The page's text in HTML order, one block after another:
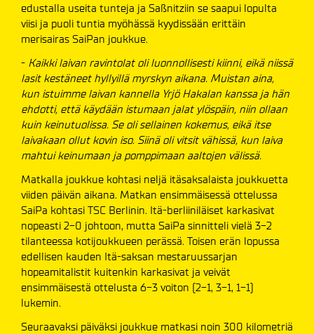
edustalla useita tunteja ja Saßnitziin se saapui lopulta
viisi ja puoli tuntia myöhässä kyydissään erittäin
merisairas SaiPan joukkue.
- Kaikki laivan ravintolat oli luonnollisesti kiinni, eikä niissä
lasit kestäneet hyllyillä myrskyn aikana. Muistan aina,
kun istuimme laivan kannella Yrjö Hakalan kanssa ja hän
ehdotti, että käydään istumaan jalat ylöspäin, niin ollaan
kuin keinutuolissa. Se oli sellainen kokemus, eikä itse
laivakaan ollut kovin iso. Siinä oli vitsit vähissä, kun laiva
mahtui keinumaan ja pomppimaan aaltojen välissä.
Matkalla joukkue kohtasi neljä itäsaksalaista joukkuetta
viiden päivän aikana. Matkan ensimmäisessä ottelussa
SaiPa kohtasi TSC Berlinin. Itä-berliiniläiset karkasivat
nopeasti 2-0 johtoon, mutta SaiPa sinnitteli vielä 3-2
tilanteessa kotijoukkueen perässä. Toisen erän lopussa
edellisen kauden Itä-saksan mestaruussarjan
hopeamitalistit kuitenkin karkasivat ja veivät
ensimmäisestä ottelusta 6-3 voiton (2-1, 3-1, 1-1)
lukemin.
Seuraavaksi päiväksi joukkue matkasi noin 300 kilometriä